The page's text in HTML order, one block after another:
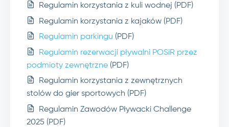
Regulamin korzystania z kuli wodnej (PDF)
Regulamin korzystania z kajaków (PDF)
Regulamin parkingu (PDF)
Regulamin rezerwacji pływalni POSiR przez
podmioty zewnętrzne (PDF)
Regulamin korzystania z zewnętrznych
stolów do gier sportowych (PDF)
Regulamin Zawodów Pływacki Challenge
2025 (PDF)